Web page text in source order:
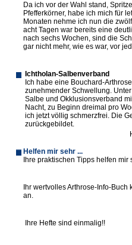
Da ich vor der Wahl stand,
Pfefferkörner, habe ich mich für
Monaten nehme ich nun die
acht Tagen war bereits eine
nach sechs Wochen, sind die
gar nicht mehr, wie es war, vor
Ichtholan-Salbenverband
Ich habe eine Bouchard-
zunehmender Schwellung.
Salbe und Okklusionsverband
Nacht, zu Beginn dreimal pro
ich jetzt völlig schmerzfrei. Die
zurückgebildet.
Helfen mir sehr ...
Ihre praktischen Tipps helfen mir
Ihr wertvolles Arthrose-Info-
an.
Ihre Hefte sind einmalig!!